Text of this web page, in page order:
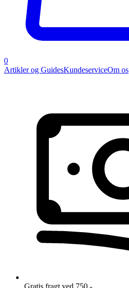
0
Artikler og GuidesKundeserviceOm os